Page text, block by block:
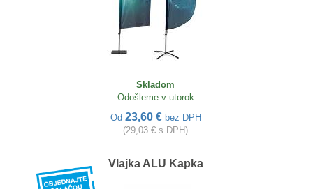
Skladom
Odošleme v utorok
Od 23,60 € bez DPH
(29,03 € s DPH)
Vlajka ALU Kapka